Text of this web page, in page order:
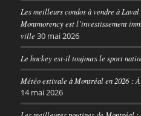
Les meilleurs condos à vendre à
Montmorency est l’investissement
ville 30 mai 2026
Le hockey est-il toujours le sport
Météo estivale à Montréal en 2026 :
14 mai 2026